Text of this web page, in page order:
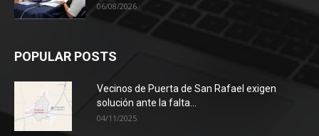
06/08/2026
POPULAR POSTS
Vecinos de Puerta de San Rafael exigen
solución ante la falta...
04/11/2025